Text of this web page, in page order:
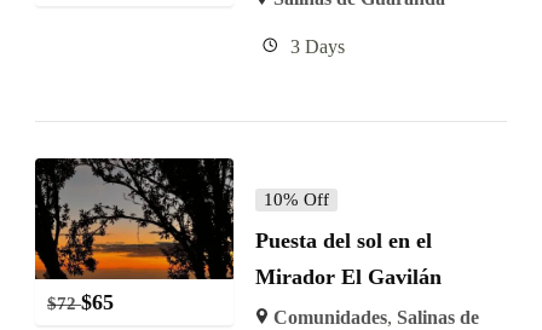
3 Days
$72 $65
10% Off
Puesta del sol en el
Mirador El Gavilán
Comunidades, Salinas de